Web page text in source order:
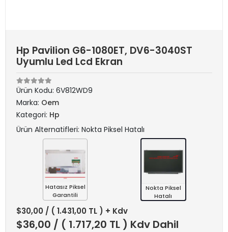
Hp Pavilion G6-1080ET, DV6-3040ST
Uyumlu Led Lcd Ekran
Ürün Kodu: 6V812WD9
Marka: Oem
Kategori: Hp
Ürün Alternatifleri: Nokta Piksel Hatalı
Hatasız Piksel
Garantili
Nokta Piksel
Hatalı
$30,00 / ( 1.431,00 TL ) + Kdv
$36,00 / ( 1.717,20 TL ) Kdv Dahil